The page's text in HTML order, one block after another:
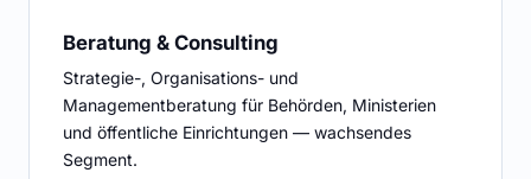
Beratung & Consulting
Strategie-, Organisations- und
Managementberatung für Behörden, Ministerien
und öffentliche Einrichtungen — wachsendes
Segment.